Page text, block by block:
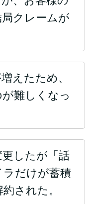
クレームが
えたため、
難しくなっ
したが「話
ラだけが蓄積
された。